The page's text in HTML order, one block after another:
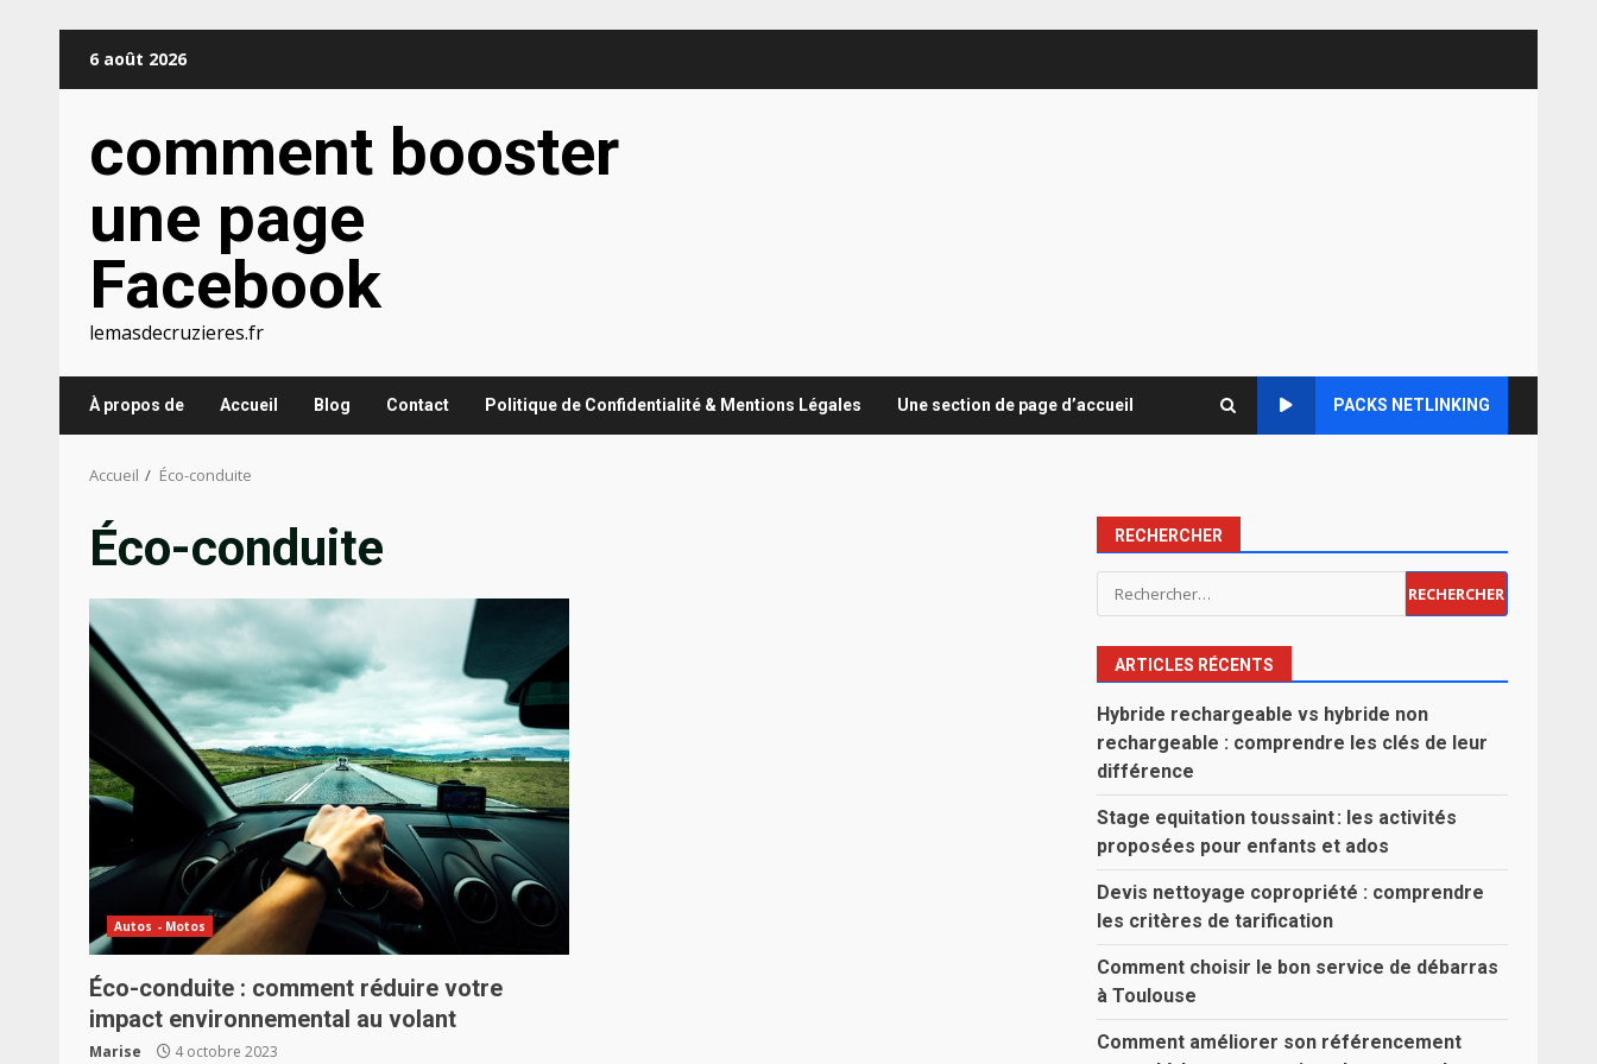
6 août 2026
comment booster
une page
Facebook
lemasdecruzieres.fr
À propos de Accueil Blog Contact Politique de Confidentialité & Mentions Légales Une section de page d’accueil PACKS NETLINKING
Accueil Éco-conduite
Éco-conduite
Autos - Motos
Éco-conduite : comment réduire votre
impact environnemental au volant
Marise 4 octobre 2023
RECHERCHER
Rechercher :
ARTICLES RÉCENTS
Hybride rechargeable vs hybride non
rechargeable : comprendre les clés de leur
différence
Stage equitation toussaint : les activités
proposées pour enfants et ados
Devis nettoyage copropriété : comprendre
les critères de tarification
Comment choisir le bon service de débarras
à Toulouse
Comment améliorer son référencement